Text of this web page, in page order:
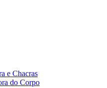
e Chacras
do Corpo